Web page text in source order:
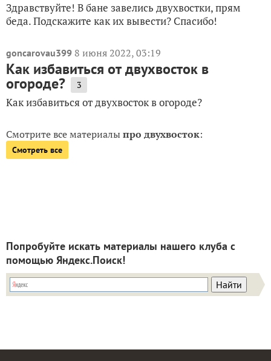
Здравствуйте! В бане завелись двухвостки, прям
беда. Подскажите как их вывести? Спасибо!
goncarovau399 8 июня 2022, 03:19
Как избавиться от двухвосток в
огороде? 3
Как избавиться от двухвосток в огороде?
Смотрите все материалыпро двухвосток:
Смотреть все
Попробуйте искать материалы нашего клуба с
помощью Яндекс.Поиск!